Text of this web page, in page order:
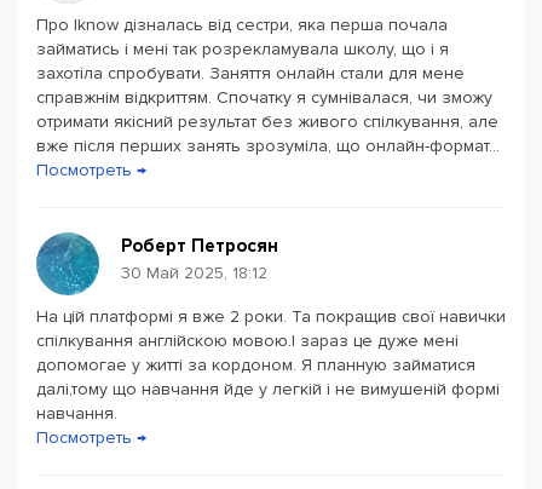
лингвистическое образование и опыт работы в сфере
обучения английскому от 4 лет. В школе все педагоги
подбираются индивидуально по предпочтениям
учеников. По желанию, можно поменять учителя на
другого.
Программа курсов включает в себя: английский для
высокий уровни, разговорный английский, бизнес курс,
подготовка к сдаче IELTS. Программа состоит из 12
уровней обучения по 40 индивидуальных уроков.
Для детей в школе разработана отдельная
учебная программа на 6-9 месяцев. Каждую
неделю проходят 2-3 занятия в группе, подобранной
по возрасту и уровню. По выходным – бесплатный
Про Iknow дізналась від сестри, яка перша почала
займатись і мені так розрекламувала школу, що і я
захотіла спробувати. Заняття онлайн стали для мене
справжнім відкриттям. Спочатку я сумнівалася, чи зможу
отримати якісний результат без живого спілкування, але
вже після перших занять зрозуміла, що онлайн-формат...
Посмотреть →
Роберт Петросян
30 Май 2025, 18:12
На цій платформі я вже 2 роки. Та покращив свої навички
спілкування англійскою мовою.І зараз це дуже мені
допомогае у житті за кордоном. Я планную займатися
далі,тому що навчання йде у легкій і не вимушеній формі
навчання.
Посмотреть →